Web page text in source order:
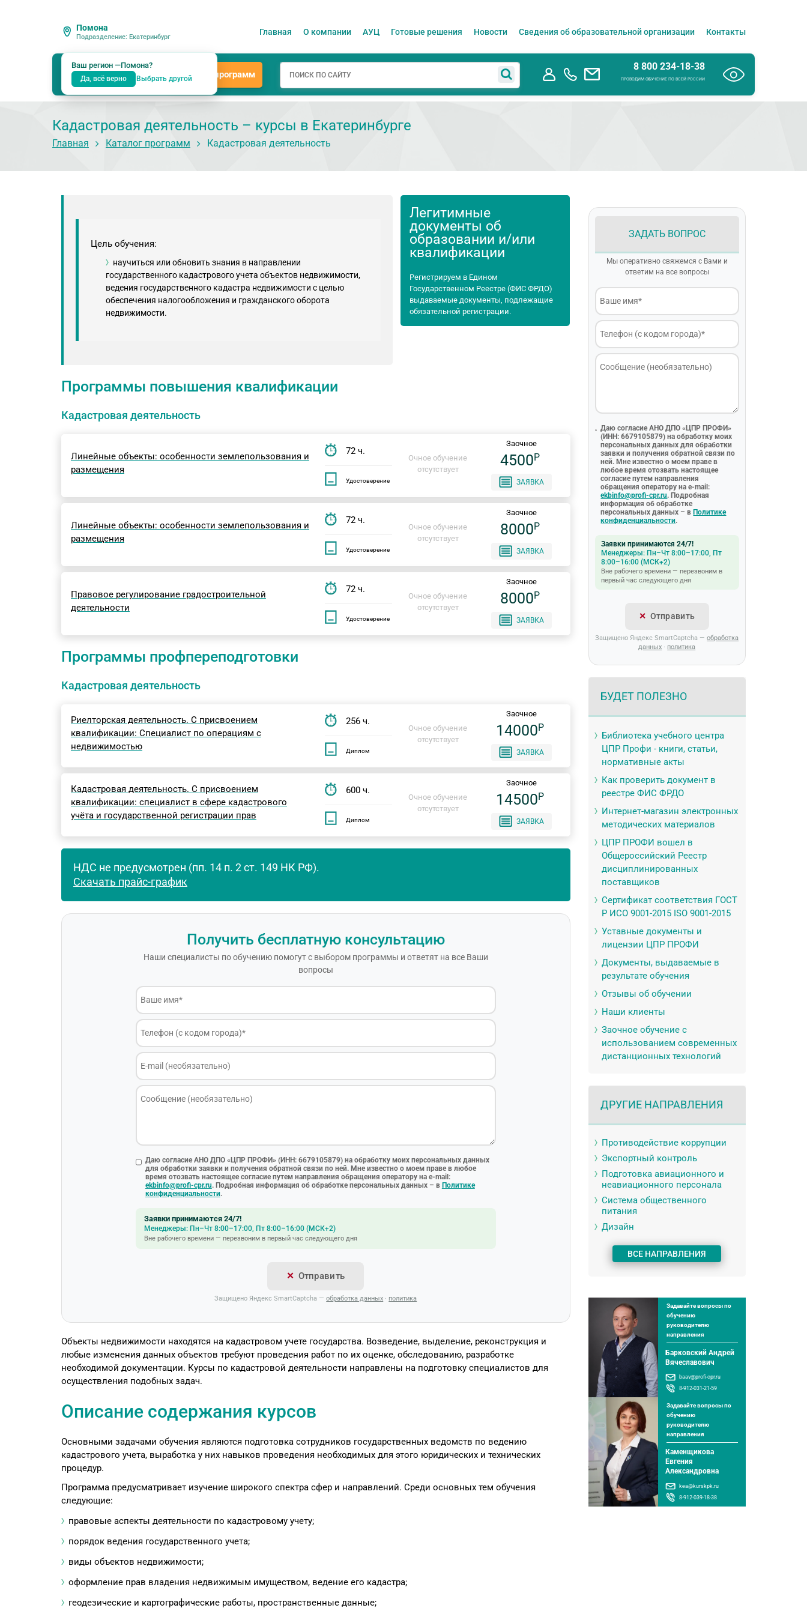
Помона
Подразделение: Екатеринбург
Ваш регион —Помона?
Да, всё верно Выбрать другой
Главная О компании АУЦ Готовые решения Новости Сведения об образовательной организации Контакты
Каталог программ
8 800 234-18-38
ПРОВОДИМ ОБУЧЕНИЕ ПО ВСЕЙ РОССИИ
Кадастровая деятельность – курсы в Екатеринбурге
Главная Каталог программ Кадастровая деятельность
Цель обучения:
научиться или обновить знания в направлении
государственного кадастрового учета объектов недвижимости,
ведения государственного кадастра недвижимости с целью
обеспечения налогообложения и гражданского оборота
недвижимости.
Легитимные
документы об
образовании и/или
квалификации
Регистрируем в Едином
Государственном Реестре (ФИС ФРДО)
выдаваемые документы, подлежащие
обязательной регистрации.
Программы повышения квалификации
Кадастровая деятельность
Линейные объекты: особенности землепользования и
размещения
72 ч.
Удостоверение
Очное обучение
отсутствует
Заочное
4500P
ЗАЯВКА
Линейные объекты: особенности землепользования и
размещения
72 ч.
Удостоверение
Очное обучение
отсутствует
Заочное
8000P
ЗАЯВКА
Правовое регулирование градостроительной
деятельности
72 ч.
Удостоверение
Очное обучение
отсутствует
Заочное
8000P
ЗАЯВКА
Программы профпереподготовки
Кадастровая деятельность
Риелторская деятельность. С присвоением
квалификации: Специалист по операциям с
недвижимостью
256 ч.
Диплом
Очное обучение
отсутствует
Заочное
14000P
ЗАЯВКА
Кадастровая деятельность. С присвоением
квалификации: специалист в сфере кадастрового
учёта и государственной регистрации прав
600 ч.
Диплом
Очное обучение
отсутствует
Заочное
14500P
ЗАЯВКА
НДС не предусмотрен (пп. 14 п. 2 ст. 149 НК РФ).
Скачать прайс-график
Получить бесплатную консультацию
Наши специалисты по обучению помогут с выбором программы и ответят на все Ваши
вопросы
Даю согласие АНО ДПО «ЦПР ПРОФИ» (ИНН: 6679105879) на обработку моих персональных данных
для обработки заявки и получения обратной связи по ней. Мне известно о моем праве в любое
время отозвать настоящее согласие путем направления обращения оператору на e-mail:
ekbinfo@profi-cpr.ru. Подробная информация об обработке персональных данных – в Политике
конфиденциальности.
Заявки принимаются 24/7!
Менеджеры: Пн–Чт 8:00–17:00, Пт 8:00–16:00 (МСК+2)
Вне рабочего времени — перезвоним в первый час следующего дня
Отправить
Защищено Яндекс SmartCaptcha —обработка данных · политика
Объекты недвижимости находятся на кадастровом учете государства. Возведение, выделение, реконструкция и
любые изменения данных объектов требуют проведения работ по их оценке, обследованию, разработке
необходимой документации. Курсы по кадастровой деятельности направлены на подготовку специалистов для
осуществления подобных задач.
Описание содержания курсов
Основными задачами обучения являются подготовка сотрудников государственных ведомств по ведению
кадастрового учета, выработка у них навыков проведения необходимых для этого юридических и технических
процедур.
Программа предусматривает изучение широкого спектра сфер и направлений. Среди основных тем обучения
следующие:
правовые аспекты деятельности по кадастровому учету;
порядок ведения государственного учета;
виды объектов недвижимости;
оформление прав владения недвижимым имуществом, ведение его кадастра;
геодезические и картографические работы, пространственные данные;
ЗАДАТЬ ВОПРОС
Мы оперативно свяжемся с Вами и
ответим на все вопросы
Даю согласие АНО ДПО «ЦПР ПРОФИ»
(ИНН: 6679105879) на обработку моих
персональных данных для обработки
заявки и получения обратной связи по
ней. Мне известно о моем праве в
любое время отозвать настоящее
согласие путем направления
обращения оператору на e-mail:
ekbinfo@profi-cpr.ru. Подробная
информация об обработке
персональных данных – в Политике
конфиденциальности.
Заявки принимаются 24/7!
Менеджеры: Пн–Чт 8:00–17:00, Пт
8:00–16:00 (МСК+2)
Вне рабочего времени — перезвоним в
первый час следующего дня
Отправить
Защищено Яндекс SmartCaptcha —обработка
данных · политика
БУДЕТ ПОЛЕЗНО
Библиотека учебного центра
ЦПР Профи - книги, статьи,
нормативные акты
Как проверить документ в
реестре ФИС ФРДО
Интернет-магазин электронных
методических материалов
ЦПР ПРОФИ вошел в
Общероссийский Реестр
дисциплинированных
поставщиков
Сертификат соответствия ГОСТ
Р ИСО 9001-2015 ISO 9001-2015
Уставные документы и
лицензии ЦПР ПРОФИ
Документы, выдаваемые в
результате обучения
Отзывы об обучении
Наши клиенты
Заочное обучение с
использованием современных
дистанционных технологий
ДРУГИЕ НАПРАВЛЕНИЯ
Противодействие коррупции
Экспортный контроль
Подготовка авиационного и
неавиационного персонала
Система общественного
питания
Дизайн
ВСЕ НАПРАВЛЕНИЯ
Задавайте вопросы по
обучению
руководителю
направления
Барковский Андрей
Вячеславович
baav@profi-cpr.ru
8-912-031-21-59
Задавайте вопросы по
обучению
руководителю
направления
Каменщикова
Евгения
Александровна
kea@kurskpk.ru
8-912-039-18-38